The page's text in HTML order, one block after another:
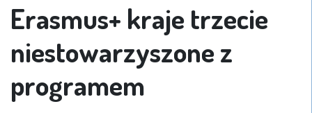
Erasmus+ kraje trzecie
niestowarzyszone z
programem